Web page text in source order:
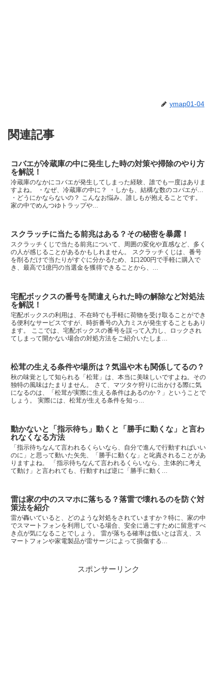
ymap01-04
関連記事
コバエが冷蔵庫の中に発生した時の対策や掃除のやり方
を解説！
冷蔵庫のなかにコバエが発生してしまった経験、誰でも一度はありま
すよね。 ・なぜ、冷蔵庫の中に？ ・しかも、結構な数のコバエが…
・どうにかならないの？ こんなお悩み、誰しもが抱えることです。
家の中でめんつゆトラップや...
スクラッチに当たる前兆はある？その秘密を暴露！
スクラッチくじで当たる前兆について、周囲の変化や直感など、多く
の人が感じることがあるかもしれません。 スクラッチくじは、番号
を削るだけで当たりがすぐに分かるため、1口200円で手軽に購入で
き、最高で1億円の当選金を獲得できることから、...
宅配ボックスの番号を間違えられた時の解除など対処法
を解説！
宅配ボックスの利用は、不在時でも手軽に荷物を受け取ることができ
る便利なサービスですが、時折番号の入力ミスが発生することもあり
ます。 ここでは、宅配ボックスの番号を誤って入力し、ロックされ
てしまって開かない場合の対処方法をご紹介いたしま...
松茸の生える条件や場所は？気温や木も関係してるの？
秋の味覚として知られる「松茸」は、本当に美味しいですよね。その
独特の風味はたまりません。 さて、マツタケ狩りに出かける際に気
になるのは、「松茸が実際に生える条件はあるのか？」ということで
しょう。 実際には、松茸が生える条件を知っ...
動かないと「指示待ち」動くと「勝手に動くな」と言わ
れなくなる方法
「指示待ちなんて言われるくらいなら、自分で進んで行動すればいい
のに」と思って動いた矢先、「勝手に動くな」と叱責されることがあ
りますよね。 「指示待ちなんて言われるくらいなら、主体的に考え
て動け」と言われても、行動すれば逆に「勝手に動く...
雷は家の中のスマホに落ちる？落雷で壊れるのを防ぐ対
策法を紹介
雷が轟いていると、どのような対処をされていますか？特に、家の中
でスマートフォンを利用している場合、安全に過ごすために留意すべ
き点が気になることでしょう。 雷が落ちる確率は低いとは言え、ス
マートフォンや家電製品が雷サージによって損傷する...
スポンサーリンク